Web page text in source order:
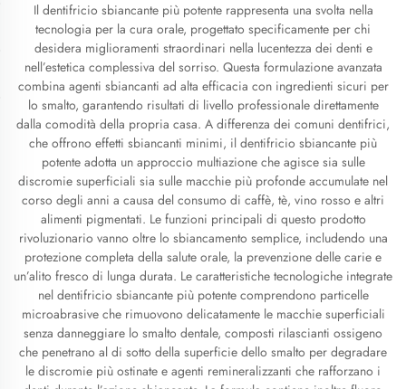
Il dentifricio sbiancante più potente rappresenta una svolta nella
tecnologia per la cura orale, progettato specificamente per chi
desidera miglioramenti straordinari nella lucentezza dei denti e
nell’estetica complessiva del sorriso. Questa formulazione avanzata
combina agenti sbiancanti ad alta efficacia con ingredienti sicuri per
lo smalto, garantendo risultati di livello professionale direttamente
dalla comodità della propria casa. A differenza dei comuni dentifrici,
che offrono effetti sbiancanti minimi, il dentifricio sbiancante più
potente adotta un approccio multiazione che agisce sia sulle
discromie superficiali sia sulle macchie più profonde accumulate nel
corso degli anni a causa del consumo di caffè, tè, vino rosso e altri
alimenti pigmentati. Le funzioni principali di questo prodotto
rivoluzionario vanno oltre lo sbiancamento semplice, includendo una
protezione completa della salute orale, la prevenzione delle carie e
un’alito fresco di lunga durata. Le caratteristiche tecnologiche integrate
nel dentifricio sbiancante più potente comprendono particelle
microabrasive che rimuovono delicatamente le macchie superficiali
senza danneggiare lo smalto dentale, composti rilascianti ossigeno
che penetrano al di sotto della superficie dello smalto per degradare
le discromie più ostinate e agenti remineralizzanti che rafforzano i